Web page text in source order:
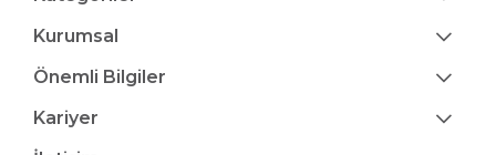
Kurumsal
Önemli Bilgiler
Kariyer